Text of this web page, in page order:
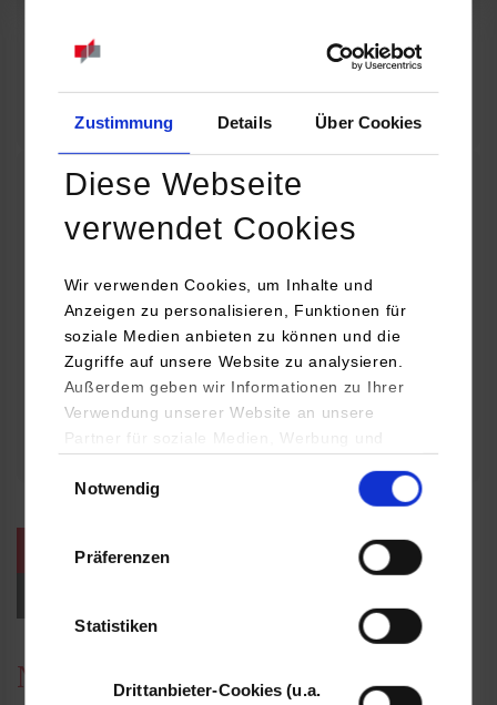
Zustimmung Details Über Cookies
Diese Webseite
verwendet Cookies
Wir verwenden Cookies, um Inhalte und
Anzeigen zu personalisieren, Funktionen für
soziale Medien anbieten zu können und die
Zugriffe auf unsere Website zu analysieren.
Außerdem geben wir Informationen zu Ihrer
Verwendung unserer Website an unsere
Partner für soziale Medien, Werbung und
YouTube, Google Maps) führen diese
Daten zusammen, die Sie ihnen bereitgestellt
haben oder die sie im Rahmen Ihrer Nutzung
Notwendig
Präferenzen
Statistiken
Drittanbieter-Cookies (u.a.
Online INDIS-Infoveranstaltung für Studierende
Zum Event
Technologietag: Clean Urban Transportation –
nachhaltige Mobilität im (sub)urbanen Umfeld
16.09.2026 - 17.09.2026
Im Mittelpunkt stehen elektrische Antriebe, moderne
Batterietechnologien und innovative Fahrzeugkonzepte für
nachhaltige Mobilität in Stadt und…
weitere Veranstaltungen / Termine
News